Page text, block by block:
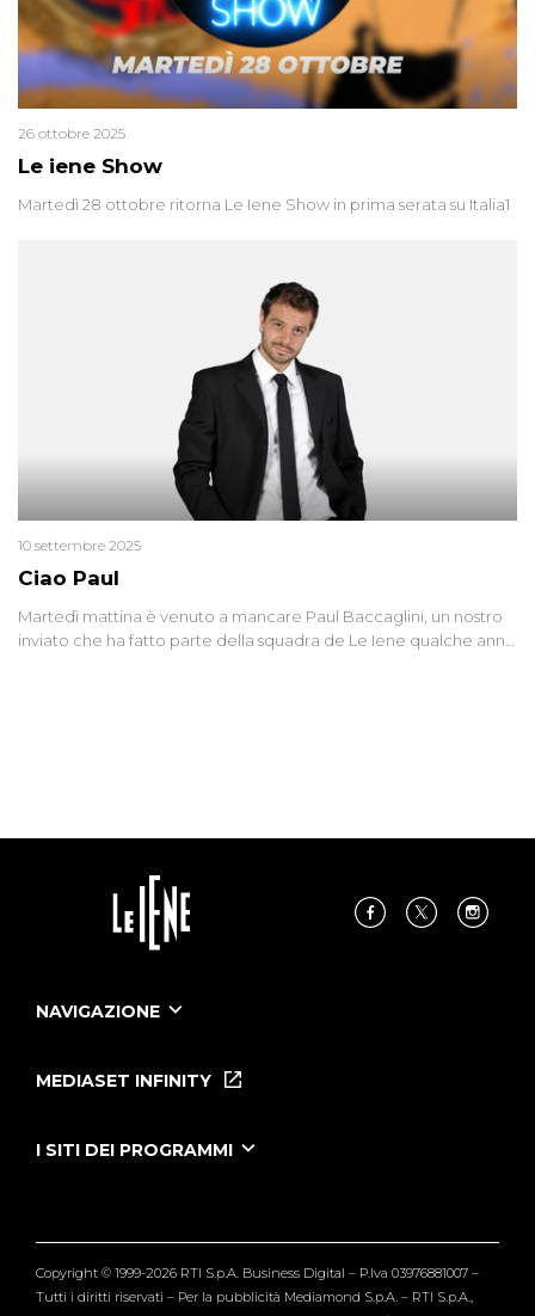
Le iene Show
26 ottobre 2025
Martedì 28 ottobre ritorna Le Iene Show in prima serata su Italia1
Ciao Paul
10 settembre 2025
Martedì mattina è venuto a mancare Paul Baccaglini, un nostro
inviato che ha fatto parte della squadra de Le Iene qualche anno
NAVIGAZIONE
Le Iene Presentano Inside
Tutti i servizi
MEDIASET INFINITY
I SITI DEI PROGRAMMI
Verissimo
Copyright © 1999-2026 RTI S.p.A. Business Digital – P.Iva 03976881007 –
Tutti i diritti riservati – Per la pubblicità Mediamond S.p.A. – RTI S.p.A.,